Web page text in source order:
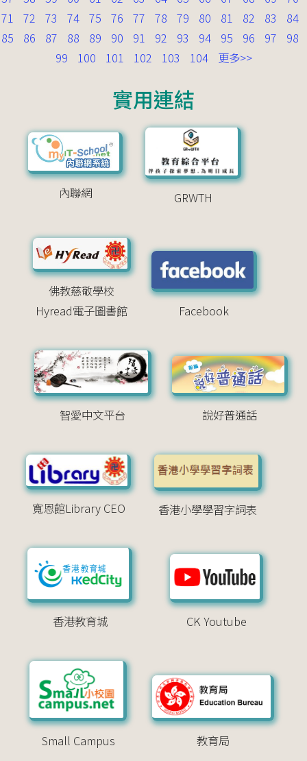
71
72 73 74 75 76 77 78 79 80 81 82 83
84
85
86 87 88 89 90 91 92 93 94 95 96 97
98
99
100 101 102 103 104 更多>>
實用連結
內聯網 GRWTH
佛教慈敬學校
Hyread電子圖書館
Facebook
智愛中文平台 說好普通話
寬恩館Library CEO 香港小學學習字詞表
香港教育城 CK Youtube
Small Campus 教育局